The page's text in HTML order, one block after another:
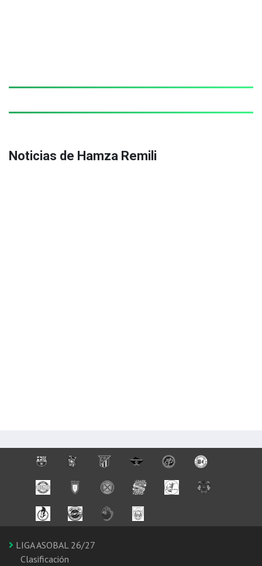
Noticias de Hamza Remili
LIGA ASOBAL 26/27
Clasificación